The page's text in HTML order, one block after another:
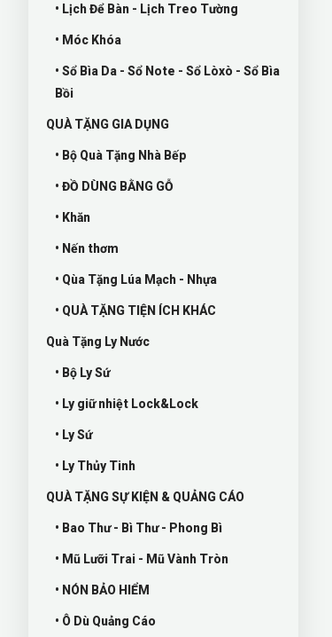
• Lịch Để Bàn - Lịch Treo Tường
• Móc Khóa
• Sổ Bìa Da - Sổ Note - Sổ Lòxò - Sổ Bìa
Bồi
QUÀ TẶNG GIA DỤNG
• Bộ Quà Tặng Nhà Bếp
• ĐỒ DÙNG BẰNG GỖ
• Khăn
• Nến thơm
• Qùa Tặng Lúa Mạch - Nhựa
• QUÀ TẶNG TIỆN ÍCH KHÁC
Quà Tặng Ly Nước
• Bộ Ly Sứ
• Ly giữ nhiệt Lock&Lock
• Ly Sứ
• Ly Thủy Tinh
QUÀ TẶNG SỰ KIỆN & QUẢNG CÁO
• Bao Thư - Bì Thư - Phong Bì
• Mũ Lưỡi Trai - Mũ Vành Tròn
• NÓN BẢO HIỂM
• Ô Dù Quảng Cáo